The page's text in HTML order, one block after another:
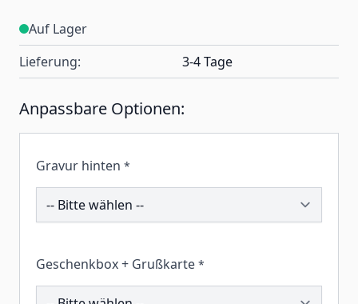
Auf Lager
Lieferung:
3-4 Tage
Anpassbare Optionen:
Gravur hinten *
199847
Geschenkbox + Grußkarte *
259861